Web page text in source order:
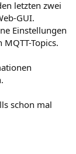
letzten zwei
GUI.
Einstellungen
Topics.
schon mal